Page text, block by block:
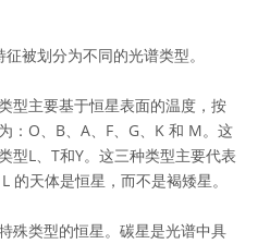
被划分为不同的光谱类型。
型主要基于恒星表面的温度，按
：O、B、A、F、G、K 和 M。这
型L、T和Y。这三种类型主要代表
的天体是恒星，而不是褐矮星。
殊类型的恒星。碳星是光谱中具